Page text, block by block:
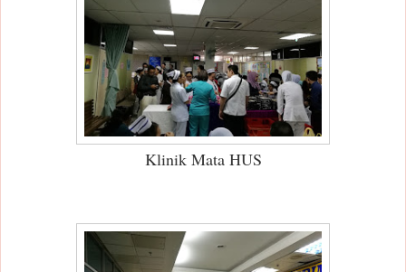
Klinik Mata HUS